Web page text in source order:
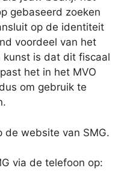
gebaseerd zoeken
op de identiteit
voordeel van het
kunst is dat dit fiscaal
het in het MVO
om gebruik te
de website van SMG.
via de telefoon op: